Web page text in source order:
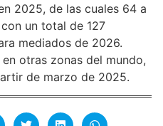
2025, de las cuales 64 a
un total de 127
mediados de 2026.
otras zonas del mundo,
de marzo de 2025.